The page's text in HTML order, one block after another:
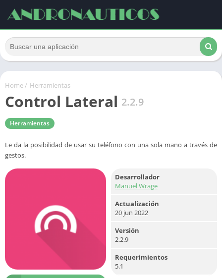
Home/ Herramientas
Control Lateral 2.2.9
Herramientas
Le da la posibilidad de usar su teléfono con una sola mano a través de
gestos.
Desarrollador
Manuel Wrage
Actualización
20 jun 2022
Versión
2.2.9
Requerimientos
5.1